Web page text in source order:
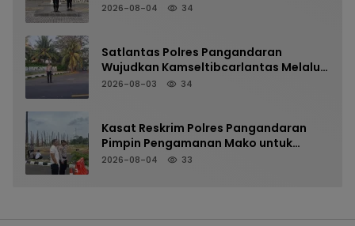
2026-08-04 34
Satlantas Polres Pangandaran
Wujudkan Kamseltibcarlantas Melalui
Pelayanan Arus Pagi
2026-08-03 34
Kasat Reskrim Polres Pangandaran
Pimpin Pengamanan Mako untuk
Perkuat Kesiapsiagaan Personel
2026-08-04 33